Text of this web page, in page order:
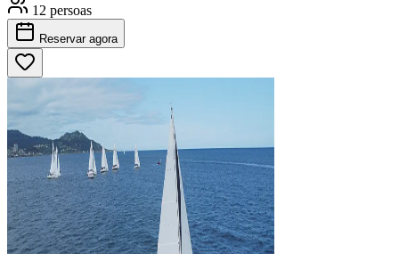
12 persoas
Reservar agora